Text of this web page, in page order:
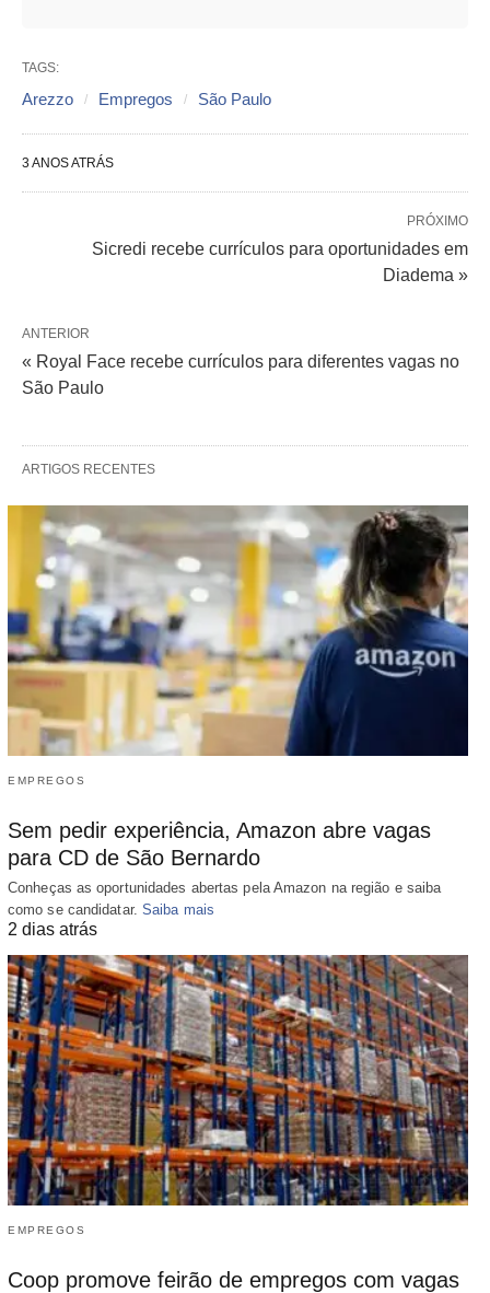
TAGS:
Arezzo Empregos São Paulo
3 ANOS ATRÁS
PRÓXIMO
Sicredi recebe currículos para oportunidades em
Diadema »
ANTERIOR
« Royal Face recebe currículos para diferentes vagas no
São Paulo
ARTIGOS RECENTES
EMPREGOS
Sem pedir experiência, Amazon abre vagas
para CD de São Bernardo
Conheças as oportunidades abertas pela Amazon na região e saiba
como se candidatar. Saiba mais
2 dias atrás
EMPREGOS
Coop promove feirão de empregos com vagas